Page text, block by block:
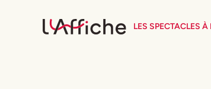
LES SPECTACLES À